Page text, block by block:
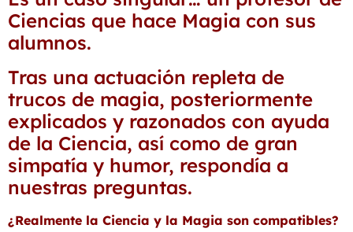
Ciencias que hace Magia con sus
alumnos.
Tras una actuación repleta de
trucos de magia, posteriormente
explicados y razonados con ayuda
de la Ciencia, así como de gran
simpatía y humor, respondía a
nuestras preguntas.
¿Realmente la Ciencia y la Magia son compatibles?